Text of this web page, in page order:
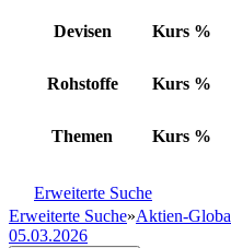
Devisen Kurs %
Rohstoffe Kurs %
Themen Kurs %
Erweiterte Suche
Erweiterte Suche»Aktien-
05.03.2026